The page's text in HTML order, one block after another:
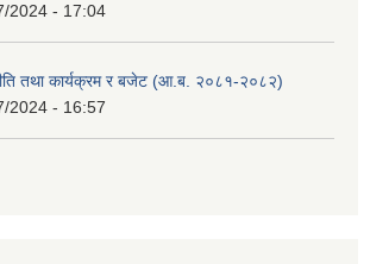
2024 - 17:04
तथा कार्यक्रम र बजेट (आ.ब. २०८१-२०८२)
2024 - 16:57